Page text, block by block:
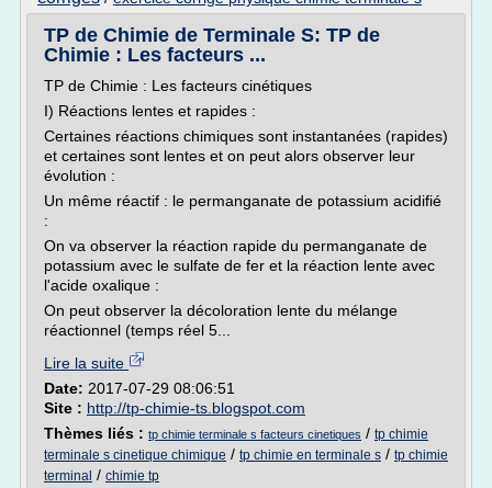
TP de Chimie de Terminale S: TP de
Chimie : Les facteurs ...
TP de Chimie : Les facteurs cinétiques
I) Réactions lentes et rapides :
Certaines réactions chimiques sont instantanées (rapides)
et certaines sont lentes et on peut alors observer leur
évolution :
Un même réactif : le permanganate de potassium acidifié
:
On va observer la réaction rapide du permanganate de
potassium avec le sulfate de fer et la réaction lente avec
l'acide oxalique :
On peut observer la décoloration lente du mélange
réactionnel (temps réel 5...
Lire la suite
Date: 2017-07-29 08:06:51
Site : http://tp-chimie-ts.blogspot.com
Thèmes liés : tp chimie terminale s facteurs cinetiques / tp chimie
terminale s cinetique chimique / tp chimie en terminale s / tp chimie
terminal / chimie tp